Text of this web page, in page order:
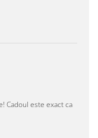
Cadoul este exact ca